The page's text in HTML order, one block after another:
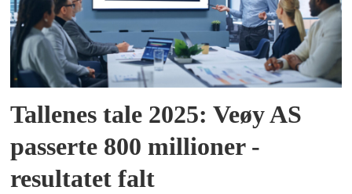
Tallenes tale 2025: Veøy AS
passerte 800 millioner -
resultatet falt